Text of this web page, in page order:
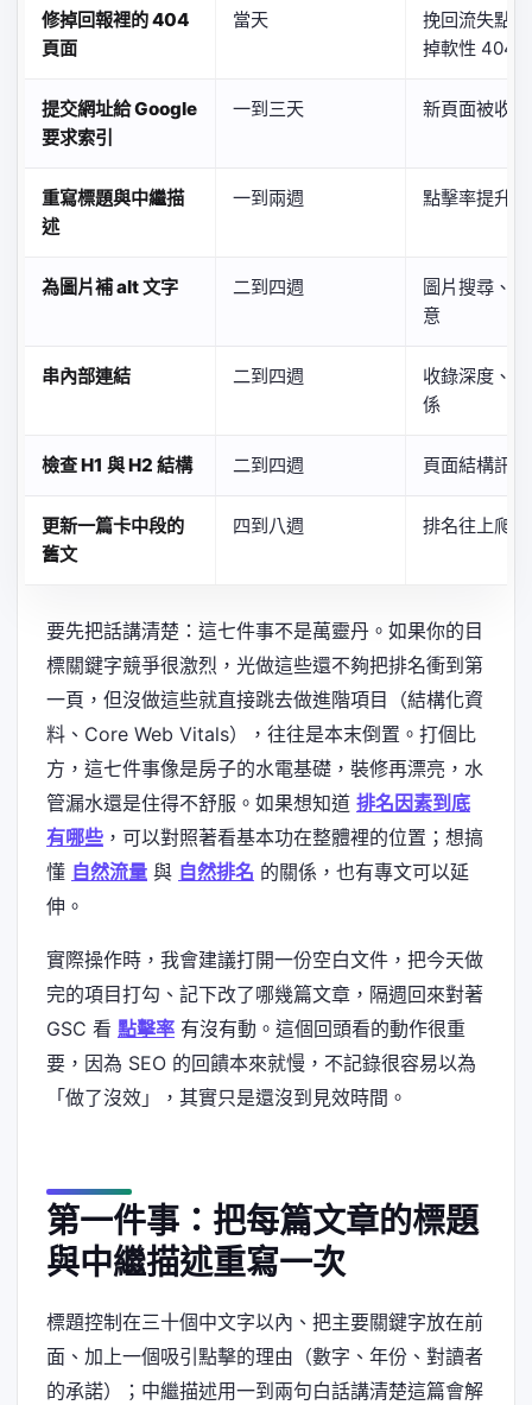
修掉回報裡的 404
頁面
當天
挽回流失點
掉軟性 404
提交網址給 Google
要求索引
一到三天 新頁面被收錄
重寫標題與中繼描
述
一到兩週 點擊率提升
為圖片補 alt 文字 二到四週
圖片搜尋、
意
串內部連結 二到四週
收錄深度、
係
檢查 H1 與 H2 結構 二到四週 頁面結構訊號
更新一篇卡中段的
舊文
四到八週 排名往上爬
要先把話講清楚：這七件事不是萬靈丹。如果你的目
標關鍵字競爭很激烈，光做這些還不夠把排名衝到第
一頁，但沒做這些就直接跳去做進階項目（結構化資
料、Core Web Vitals），往往是本末倒置。打個比
方，這七件事像是房子的水電基礎，裝修再漂亮，水
管漏水還是住得不舒服。如果想知道 排名因素到底
有哪些 ，可以對照著看基本功在整體裡的位置；想搞
懂 自然流量 與 自然排名 的關係，也有專文可以延
伸。
實際操作時，我會建議打開一份空白文件，把今天做
完的項目打勾、記下改了哪幾篇文章，隔週回來對著
GSC 看 點擊率 有沒有動。這個回頭看的動作很重
要，因為 SEO 的回饋本來就慢，不記錄很容易以為
「做了沒效」，其實只是還沒到見效時間。
第一件事：把每篇文章的標題
與中繼描述重寫一次
標題控制在三十個中文字以內、把主要關鍵字放在前
面、加上一個吸引點擊的理由（數字、年份、對讀者
的承諾）；中繼描述用一到兩句白話講清楚這篇會解